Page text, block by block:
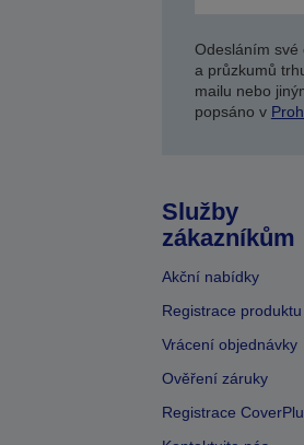
Odesláním své
a průzkumů
mailu nebo
popsáno v
Služby
zákazníkům
Akční nabídky
Registrace produktu
Vrácení objednávky
Ověření záruky
Registrace